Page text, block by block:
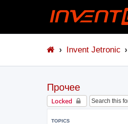
Invent Jetronic
Прочее
Locked
TOPICS